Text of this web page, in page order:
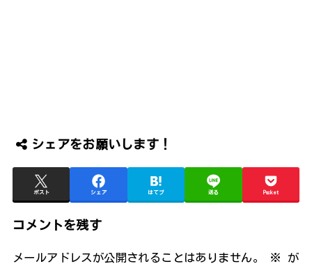
シェアをお願いします！
ポスト シェア はてブ 送る Pocket
コメントを残す
メールアドレスが公開されることはありません。 ※
が